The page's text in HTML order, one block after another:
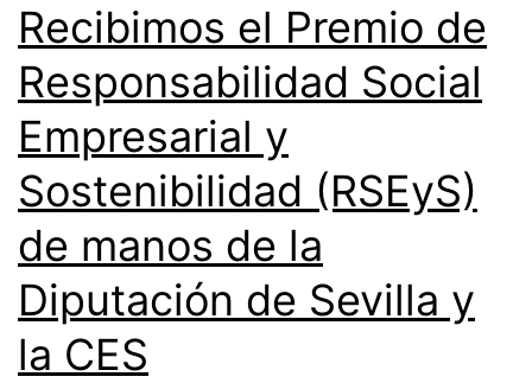
Recibimos el Premio de
Responsabilidad Social
Empresarial y
Sostenibilidad (RSEyS)
de manos de la
Diputación de Sevilla y
la CES